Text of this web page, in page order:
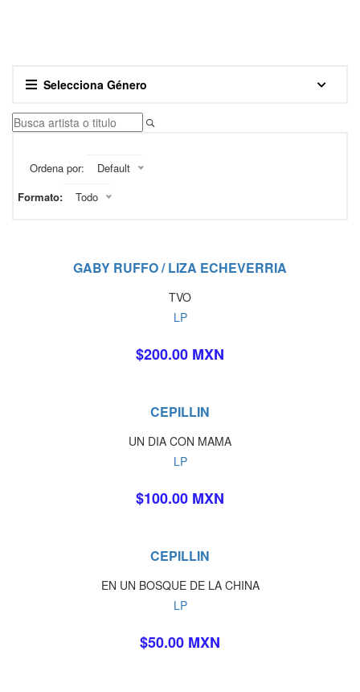
Selecciona Género
Ordena por:
Default
Formato:
Todo
GABY RUFFO / LIZA ECHEVERRIA
TVO
LP
$200.00 MXN
CEPILLIN
UN DIA CON MAMA
LP
$100.00 MXN
CEPILLIN
EN UN BOSQUE DE LA CHINA
LP
$50.00 MXN